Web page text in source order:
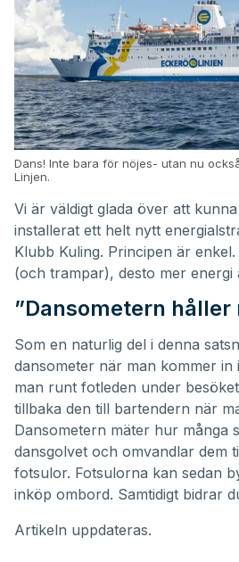
Dans! Inte bara för nöjes- utan nu
Linjen.
Vi är väldigt glada över att
installerat ett helt nytt
Klubb Kuling. Principen är
(och trampar), desto mer energi
”Dansometern håller
Som en naturlig del i denna
dansometer när man kommer
man runt fotleden under
tillbaka den till bartendern när
Dansometern mäter hur många
dansgolvet och omvandlar dem
fotsulor. Fotsulorna kan sedan
inköp ombord. Samtidigt bidrar
Artikeln uppdateras.